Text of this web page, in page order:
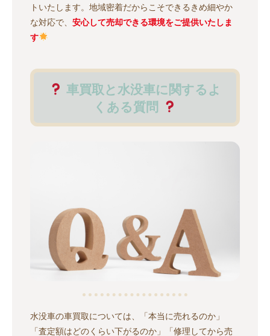
トいたします。地域密着だからこそできるきめ細やか
な対応で、 安心して売却できる環境をご提供いたしま
す
車買取と水没車に関するよ
くある質問
水没車の車買取については、「本当に売れるのか」
「査定額はどのくらい下がるのか」「修理してから売